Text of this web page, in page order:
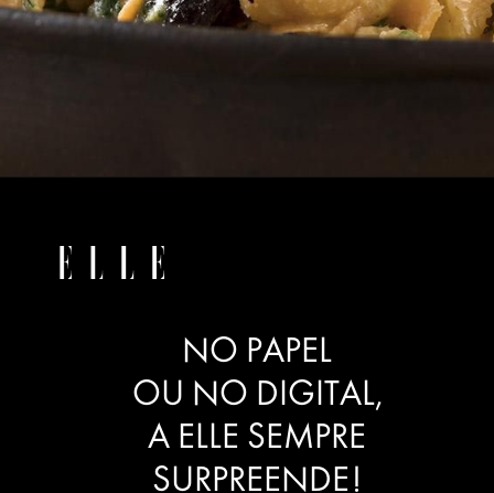
NO PAPEL
OU NO DIGITAL,
A ELLE SEMPRE
SURPREENDE!